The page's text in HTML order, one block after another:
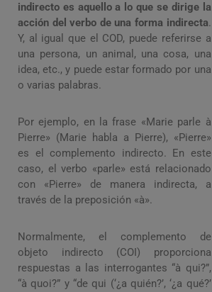
indirecto es aquello a lo que se dirige la
acción del verbo de una forma indirecta.
Y, al igual que el COD, puede referirse a
una persona, un animal, una cosa, una
idea, etc., y puede estar formado por una
o varias palabras.
Por ejemplo, en la frase «Marie parle à
Pierre» (Marie habla a Pierre), «Pierre»
es el complemento indirecto. En este
caso, el verbo «parle» está relacionado
con «Pierre» de manera indirecta, a
través de la preposición «à».
Normalmente, el complemento de
objeto indirecto (COI) proporciona
respuestas a las interrogantes “à qui?”,
“à quoi?” y “de qui (‘¿a quién?’, ‘¿a qué?’